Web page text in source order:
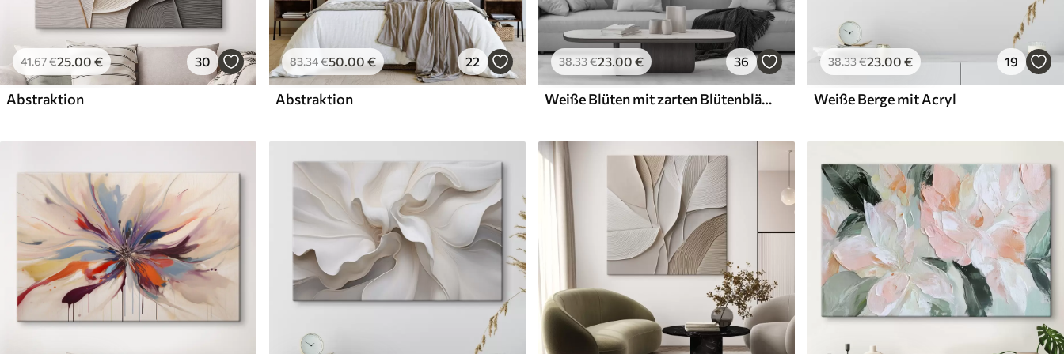
41.67€25.00 € 30
Abstraktion
83.34€50.00€ 22
Abstraktion
38.33€23.00 € 36
Weiße Blüten mit zarten Blütenblättern, angeordnet in einem wunderschönen Blumenmuster vor einem hellen Hintergrund
38.33€23.00 € 19
Weiße Berge mit Acryl